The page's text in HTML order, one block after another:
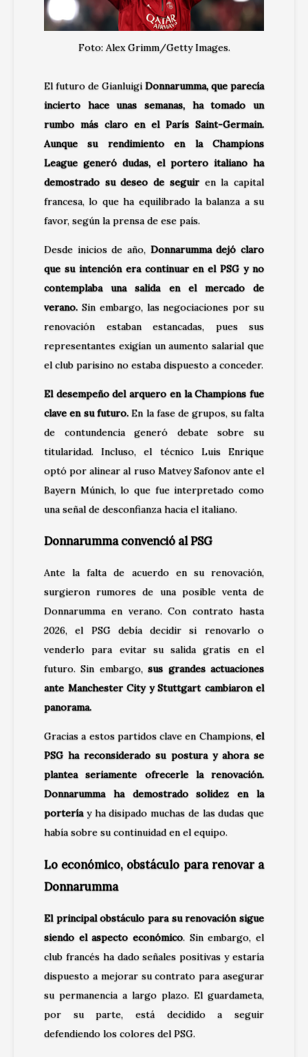
Foto: Alex Grimm/Getty Images.
El futuro de Gianluigi Donnarumma, que parecía
incierto hace unas semanas, ha tomado un
rumbo más claro en el París Saint-Germain.
Aunque su rendimiento en la Champions
League generó dudas, el portero italiano ha
demostrado su deseo de seguiren la capital
francesa, lo que ha equilibrado la balanza a su
favor, según la prensa de ese país.
Desde inicios de año, Donnarumma dejó claro
que su intención era continuar en el PSG y no
contemplaba una salida en el mercado de
verano. Sin embargo, las negociaciones por su
renovación estaban estancadas, pues sus
representantes exigían un aumento salarial que
el club parisino no estaba dispuesto a conceder.
El desempeño del arquero en la Champions fue
clave en su futuro.En la fase de grupos, su falta
de contundencia generó debate sobre su
titularidad. Incluso, el técnico Luis Enrique
optó por alinear al ruso Matvey Safonov ante el
Bayern Múnich, lo que fue interpretado como
una señal de desconfianza hacia el italiano.
Donnarumma convenció al PSG
Ante la falta de acuerdo en su renovación,
surgieron rumores de una posible venta de
Donnarumma en verano. Con contrato hasta
2026, el PSG debía decidir si renovarlo o
venderlo para evitar su salida gratis en el
futuro. Sin embargo, sus grandes actuaciones
ante Manchester City y Stuttgart cambiaron el
panorama.
Gracias a estos partidos clave en Champions, el
PSG ha reconsiderado su postura y ahora se
plantea seriamente ofrecerle la renovación.
Donnarumma ha demostrado solidez en la
porteríay ha disipado muchas de las dudas que
había sobre su continuidad en el equipo.
Lo económico, obstáculo para renovar a
Donnarumma
El principal obstáculo para su renovación sigue
siendo el aspecto económico. Sin embargo, el
club francés ha dado señales positivas y estaría
dispuesto a mejorar su contrato para asegurar
su permanencia a largo plazo. El guardameta,
por su parte, está decidido a seguir
defendiendo los colores del PSG.